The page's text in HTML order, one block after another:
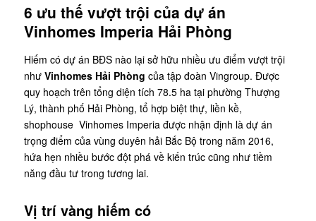
6 ưu thế vượt trội của dự án
Vinhomes Imperia Hải Phòng
Hiếm có dự án BĐS nào lại sở hữu nhiều ưu điểm vượt trội
như Vinhomes Hải Phòng của tập đoàn Vingroup. Được
quy hoạch trên tổng diện tích 78.5 ha tại phường Thượng
Lý, thành phố Hải Phòng, tổ hợp biệt thự, liền kề,
shophouse Vinhomes Imperia được nhận định là dự án
trọng điểm của vùng duyên hải Bắc Bộ trong năm 2016,
hứa hẹn nhiều bước đột phá về kiến trúc cũng như tiềm
năng đầu tư trong tương lai.
Vị trí vàng hiếm có